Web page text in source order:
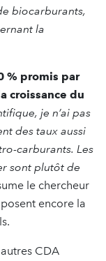
biocarburants,
la
% promis par
croissance du
je n’ai pas
des taux aussi
carburants. Les
sont plutôt de
le chercheur
encore la
CDA